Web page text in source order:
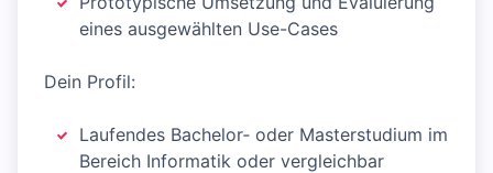
eines ausgewählten Use-Cases
Dein Profil:
Laufendes Bachelor‑ oder Masterstudium im
Bereich Informatik oder vergleichbar